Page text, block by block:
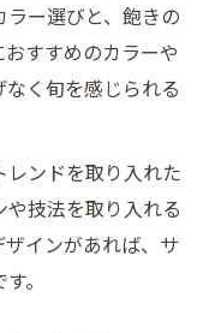
ー選びと、飽きの
すすめのカラーや
く旬を感じられる
ンドを取り入れた
技法を取り入れる
インがあれば、サ
。